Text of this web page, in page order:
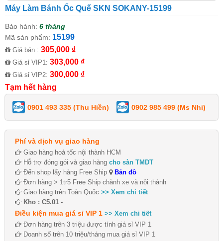
Máy Làm Bánh Ốc Quế SKN SOKANY-15199
Bảo hành: 6 tháng
Mã sản phẩm: 15199
Giá bán : 305,000 ₫
Giá sỉ VIP1: 303,000 ₫
Giá sỉ VIP2: 300,000 ₫
Tạm hết hàng
0901 493 335 (Thu Hiền) 0902 985 499 (Ms Nhi)
Phí và dịch vụ giao hàng
Giao hàng hoả tốc nội thành HCM
Hỗ trợ đóng gói và giao hàng cho sàn TMDT
Đến shop lấy hàng Free Ship
Bản đồ
Đơn hàng > 1tr5 Free Ship chành xe và nội thành
Giao hàng trên Toàn Quốc >> Xem chi tiết
Kho : C5.01 -
Điều kiện mua giá sỉ VIP 1 >> Xem chi tiết
Đơn hàng trên 3 triệu được tính giá sỉ VIP 1
Doanh số trên 10 triệu/tháng mua giá sỉ VIP 1